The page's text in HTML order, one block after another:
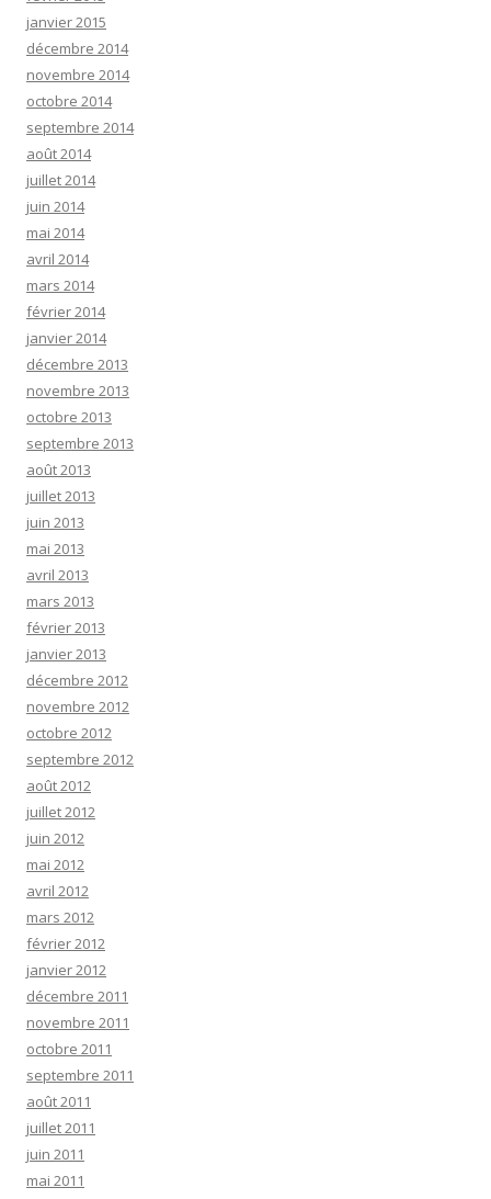
janvier 2015
décembre 2014
novembre 2014
octobre 2014
septembre 2014
août 2014
juillet 2014
juin 2014
mai 2014
avril 2014
mars 2014
février 2014
janvier 2014
décembre 2013
novembre 2013
octobre 2013
septembre 2013
août 2013
juillet 2013
juin 2013
mai 2013
avril 2013
mars 2013
février 2013
janvier 2013
décembre 2012
novembre 2012
octobre 2012
septembre 2012
août 2012
juillet 2012
juin 2012
mai 2012
avril 2012
mars 2012
février 2012
janvier 2012
décembre 2011
novembre 2011
octobre 2011
septembre 2011
août 2011
juillet 2011
juin 2011
mai 2011